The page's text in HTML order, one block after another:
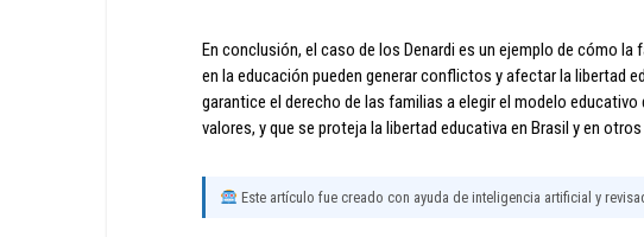
En conclusión, el caso de los Denardi es un ejemplo de cómo
en la educación pueden generar conflictos y afectar la libertad
garantice el derecho de las familias a elegir el modelo
valores, y que se proteja la libertad educativa en Brasil y en
Este artículo fue creado con ayuda de inteligencia artificial y